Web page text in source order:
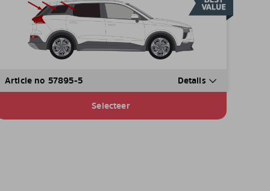
Article no 57895-5 Details
Selecteer